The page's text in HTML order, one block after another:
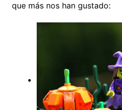
que más nos han gustado: